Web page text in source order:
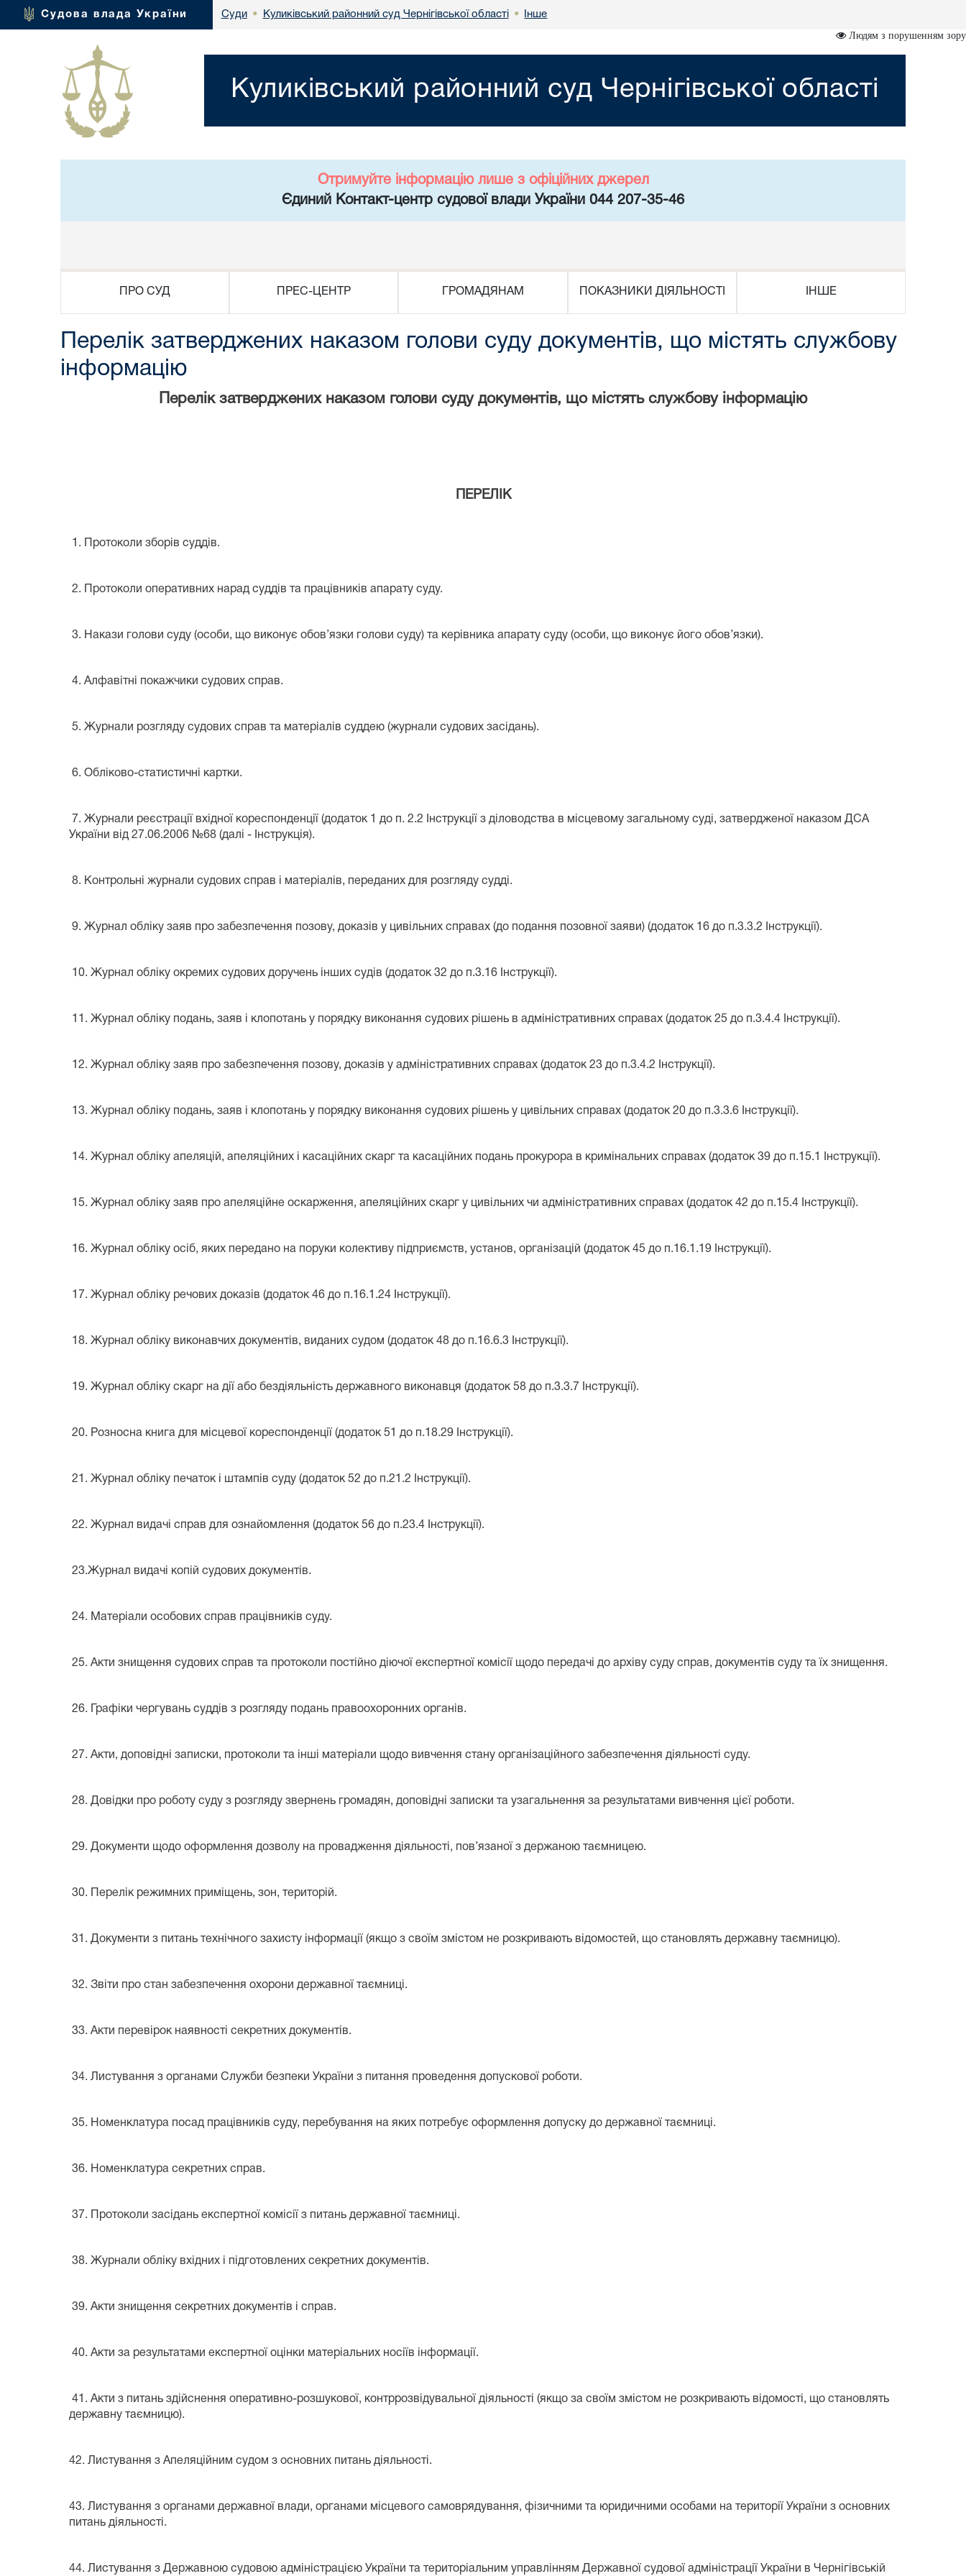
Судова влада України Суди • Куликівський районний суд Чернігівської області • Інше
Людям з порушенням зору
Куликівський районний суд Чернігівської області
Отримуйте інформацію лише з офіційних джерел
Єдиний Контакт-центр судової влади України 044 207-35-46
ПРО СУД ПРЕС-ЦЕНТР ГРОМАДЯНАМ ПОКАЗНИКИ ДІЯЛЬНОСТІ ІНШЕ
Перелік затверджених наказом голови суду документів, що містять службову
інформацію
Перелік затверджених наказом голови суду документів, що містять службову інформацію
ПЕРЕЛІК
1. Протоколи зборів суддів.
2. Протоколи оперативних нарад суддів та працівників апарату суду.
3. Накази голови суду (особи, що виконує обов’язки голови суду) та керівника апарату суду (особи, що виконує його обов’язки).
4. Алфавітні покажчики судових справ.
5. Журнали розгляду судових справ та матеріалів суддею (журнали судових засідань).
6. Обліково-статистичні картки.
7. Журнали реєстрації вхідної кореспонденції (додаток 1 до п. 2.2 Інструкції з діловодства в місцевому загальному суді, затвердженої наказом ДСА
України від 27.06.2006 №68 (далі - Інструкція).
8. Контрольні журнали судових справ і матеріалів, переданих для розгляду судді.
9. Журнал обліку заяв про забезпечення позову, доказів у цивільних справах (до подання позовної заяви) (додаток 16 до п.3.3.2 Інструкції).
10. Журнал обліку окремих судових доручень інших судів (додаток 32 до п.3.16 Інструкції).
11. Журнал обліку подань, заяв і клопотань у порядку виконання судових рішень в адміністративних справах (додаток 25 до п.3.4.4 Інструкції).
12. Журнал обліку заяв про забезпечення позову, доказів у адміністративних справах (додаток 23 до п.3.4.2 Інструкції).
13. Журнал обліку подань, заяв і клопотань у порядку виконання судових рішень у цивільних справах (додаток 20 до п.3.3.6 Інструкції).
14. Журнал обліку апеляцій, апеляційних і касаційних скарг та касаційних подань прокурора в кримінальних справах (додаток 39 до п.15.1 Інструкції).
15. Журнал обліку заяв про апеляційне оскарження, апеляційних скарг у цивільних чи адміністративних справах (додаток 42 до п.15.4 Інструкції).
16. Журнал обліку осіб, яких передано на поруки колективу підприємств, установ, організацій (додаток 45 до п.16.1.19 Інструкції).
17. Журнал обліку речових доказів (додаток 46 до п.16.1.24 Інструкції).
18. Журнал обліку виконавчих документів, виданих судом (додаток 48 до п.16.6.3 Інструкції).
19. Журнал обліку скарг на дії або бездіяльність державного виконавця (додаток 58 до п.3.3.7 Інструкції).
20. Розносна книга для місцевої кореспонденції (додаток 51 до п.18.29 Інструкції).
21. Журнал обліку печаток і штампів суду (додаток 52 до п.21.2 Інструкції).
22. Журнал видачі справ для ознайомлення (додаток 56 до п.23.4 Інструкції).
23.Журнал видачі копій судових документів.
24. Матеріали особових справ працівників суду.
25. Акти знищення судових справ та протоколи постійно діючої експертної комісії щодо передачі до архіву суду справ, документів суду та їх знищення.
26. Графіки чергувань суддів з розгляду подань правоохоронних органів.
27. Акти, доповідні записки, протоколи та інші матеріали щодо вивчення стану організаційного забезпечення діяльності суду.
28. Довідки про роботу суду з розгляду звернень громадян, доповідні записки та узагальнення за результатами вивчення цієї роботи.
29. Документи щодо оформлення дозволу на провадження діяльності, пов’язаної з держаною таємницею.
30. Перелік режимних приміщень, зон, територій.
31. Документи з питань технічного захисту інформації (якщо з своїм змістом не розкривають відомостей, що становлять державну таємницю).
32. Звіти про стан забезпечення охорони державної таємниці.
33. Акти перевірок наявності секретних документів.
34. Листування з органами Служби безпеки України з питання проведення допускової роботи.
35. Номенклатура посад працівників суду, перебування на яких потребує оформлення допуску до державної таємниці.
36. Номенклатура секретних справ.
37. Протоколи засідань експертної комісії з питань державної таємниці.
38. Журнали обліку вхідних і підготовлених секретних документів.
39. Акти знищення секретних документів і справ.
40. Акти за результатами експертної оцінки матеріальних носіїв інформації.
41. Акти з питань здійснення оперативно-розшукової, контррозвідувальної діяльності (якщо за своїм змістом не розкривають відомості, що становлять
державну таємницю).
42. Листування з Апеляційним судом з основних питань діяльності.
43. Листування з органами державної влади, органами місцевого самоврядування, фізичними та юридичними особами на території України з основних
питань діяльності.
44. Листування з Державною судовою адміністрацією України та територіальним управлінням Державної судової адміністрації України в Чернігівській